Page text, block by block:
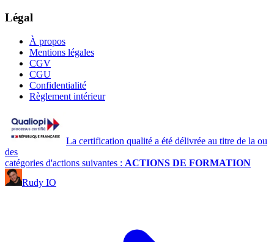
Légal
À propos
Mentions légales
CGV
CGU
Confidentialité
Règlement intérieur
La certification qualité a été délivrée au titre de la ou
des
catégories d'actions suivantes : ACTIONS DE FORMATION
Rudy IO